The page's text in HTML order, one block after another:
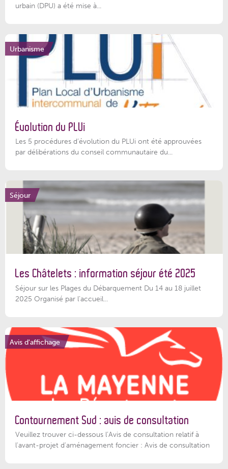
urbain (DPU) a été mise à...
Urbanisme
Évolution du PLUi
Les 5 procédures d’évolution du PLUi ont été approuvées
par délibérations du conseil communautaire du...
Séjour
Les Châtelets : information séjour été 2025
Séjour sur les Plages du Débarquement Du 14 au 18 juillet
2025 Organisé par l’accueil...
Avis d'affichage
Contournement Sud : avis de consultation
Veuillez trouver ci-dessous l’Avis de consultation relatif à
l'avant-projet d'aménagement foncier : Avis de consultation